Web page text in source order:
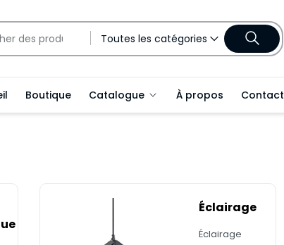
Toutes les catégories
Boutique Catalogue À propos Contact
Éclairage
Éclairage